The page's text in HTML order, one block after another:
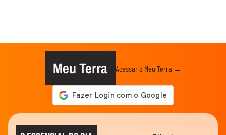
Meu Terra Acessar o Meu Terra →